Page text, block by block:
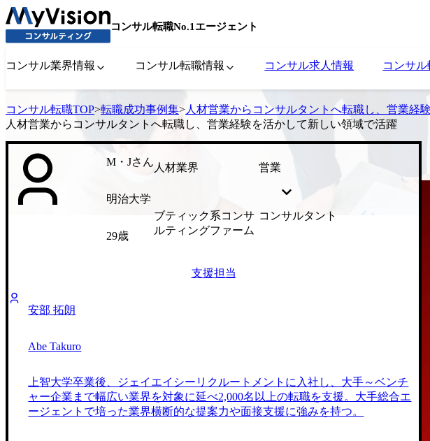
コンサル転職No.1エージェント
コンサル業界情報 コンサル転職情報 コンサル求人情報 コンサ
コンサル転職TOP>転職成功事例集>人材営業からコンサルタントへ転職し、営業経
人材営業からコンサルタントへ転職し、営業経験を活かして新しい領域で活躍
M・Jさん
明治大学
29歳
人材業界 営業
ブティック系コンサ
ルティングファーム
コンサルタント
支援担当
安部 拓朗
Abe Takuro
上智大学卒業後、ジェイエイシーリクルートメントに入社し、大手～ベンチ
ャー企業まで幅広い業界を対象に延べ2,000名以上の転職を支援。大手総合エ
ージェントで培った業界横断的な提案力や面接支援に強みを持つ。